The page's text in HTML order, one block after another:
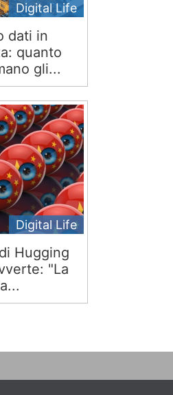
Digital Life
dati in
quanto
gli...
Digital Life
Hugging
"La